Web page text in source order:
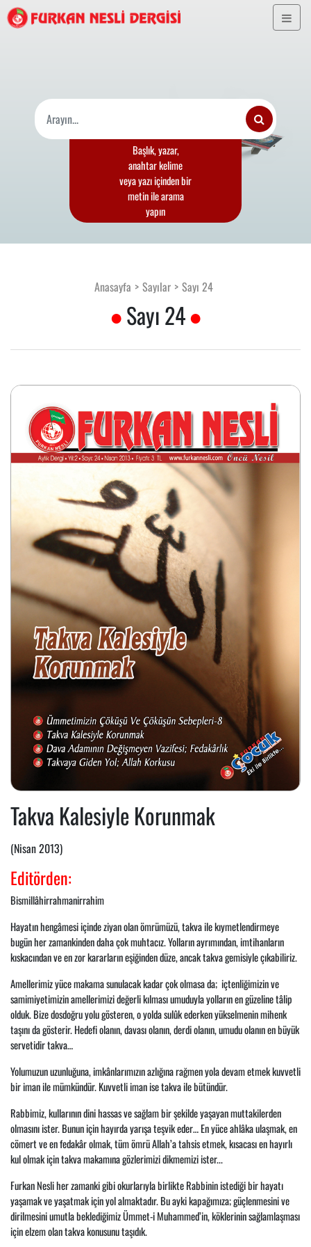
Başlık, yazar,
anahtar kelime
veya yazı içinden bir
metin ile arama
yapın
Anasayfa Sayılar Sayı 24
Sayı 24
Takva Kalesiyle Korunmak
(Nisan 2013)
Editörden:
Bismillâhirrahmanirrahim
Hayatın hengâmesi içinde ziyan olan ömrümüzü, takva ile kıymetlendirmeye
bugün her zamankinden daha çok muhtacız. Yolların ayrımından, imtihanların
kıskacından ve en zor kararların eşiğinden düze, ancak takva gemisiyle çıkabiliriz.
Amellerimiz yüce makama sunulacak kadar çok olmasa da; içtenliğimizin ve
samimiyetimizin amellerimizi değerli kılması umuduyla yolların en güzeline tâlip
olduk. Bize dosdoğru yolu gösteren, o yolda sulûk ederken yükselmenin mihenk
taşını da gösterir. Hedefi olanın, davası olanın, derdi olanın, umudu olanın en büyük
servetidir takva…
Yolumuzun uzunluğuna, imkânlarımızın azlığına rağmen yola devam etmek kuvvetli
bir iman ile mümkündür. Kuvvetli iman ise takva ile bütündür.
Rabbimiz, kullarının dini hassas ve sağlam bir şekilde yaşayan muttakilerden
olmasını ister. Bunun için hayırda yarışa teşvik eder… En yüce ahlâka ulaşmak, en
cömert ve en fedakâr olmak, tüm ömrü Allah’a tahsis etmek, kısacası en hayırlı
kul olmak için takva makamına gözlerimizi dikmemizi ister...
Furkan Nesli her zamanki gibi okurlarıyla birlikte Rabbinin istediği bir hayatı
yaşamak ve yaşatmak için yol almaktadır. Bu ayki kapağımıza; güçlenmesini ve
dirilmesini umutla beklediğimiz Ümmet-i Muhammed’in, köklerinin sağlamlaşması
için elzem olan takva konusunu taşıdık.